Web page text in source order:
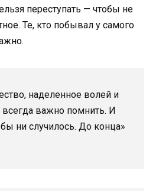
переступать — чтобы не
Те, кто побывал у самого
наделенное волей и
важно помнить. И
бы ни случилось. До конца»